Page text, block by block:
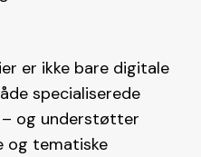
er ikke bare digitale
specialiserede
og understøtter
og tematiske